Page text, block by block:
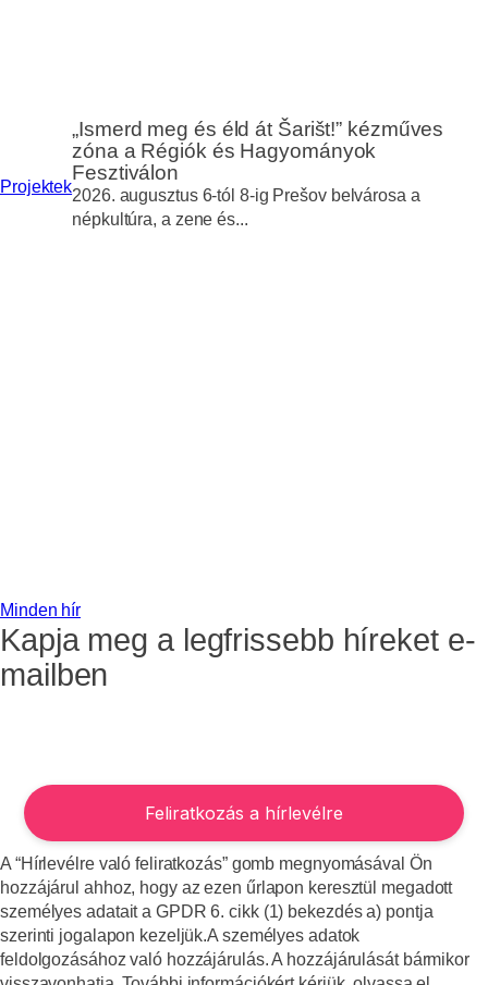
Projektek
„Ismerd meg és éld át Šarišt!” kézműves
zóna a Régiók és Hagyományok
Fesztiválon
2026. augusztus 6-tól 8-ig Prešov belvárosa a
népkultúra, a zene és...
Minden hír
Kapja meg a legfrissebb híreket e-
mailben
A “Hírlevélre való feliratkozás” gomb megnyomásával Ön
hozzájárul ahhoz, hogy az ezen űrlapon keresztül megadott
személyes adatait a GPDR 6. cikk (1) bekezdés a) pontja
szerinti jogalapon kezeljük.A személyes adatok
feldolgozásához való hozzájárulás. A hozzájárulását bármikor